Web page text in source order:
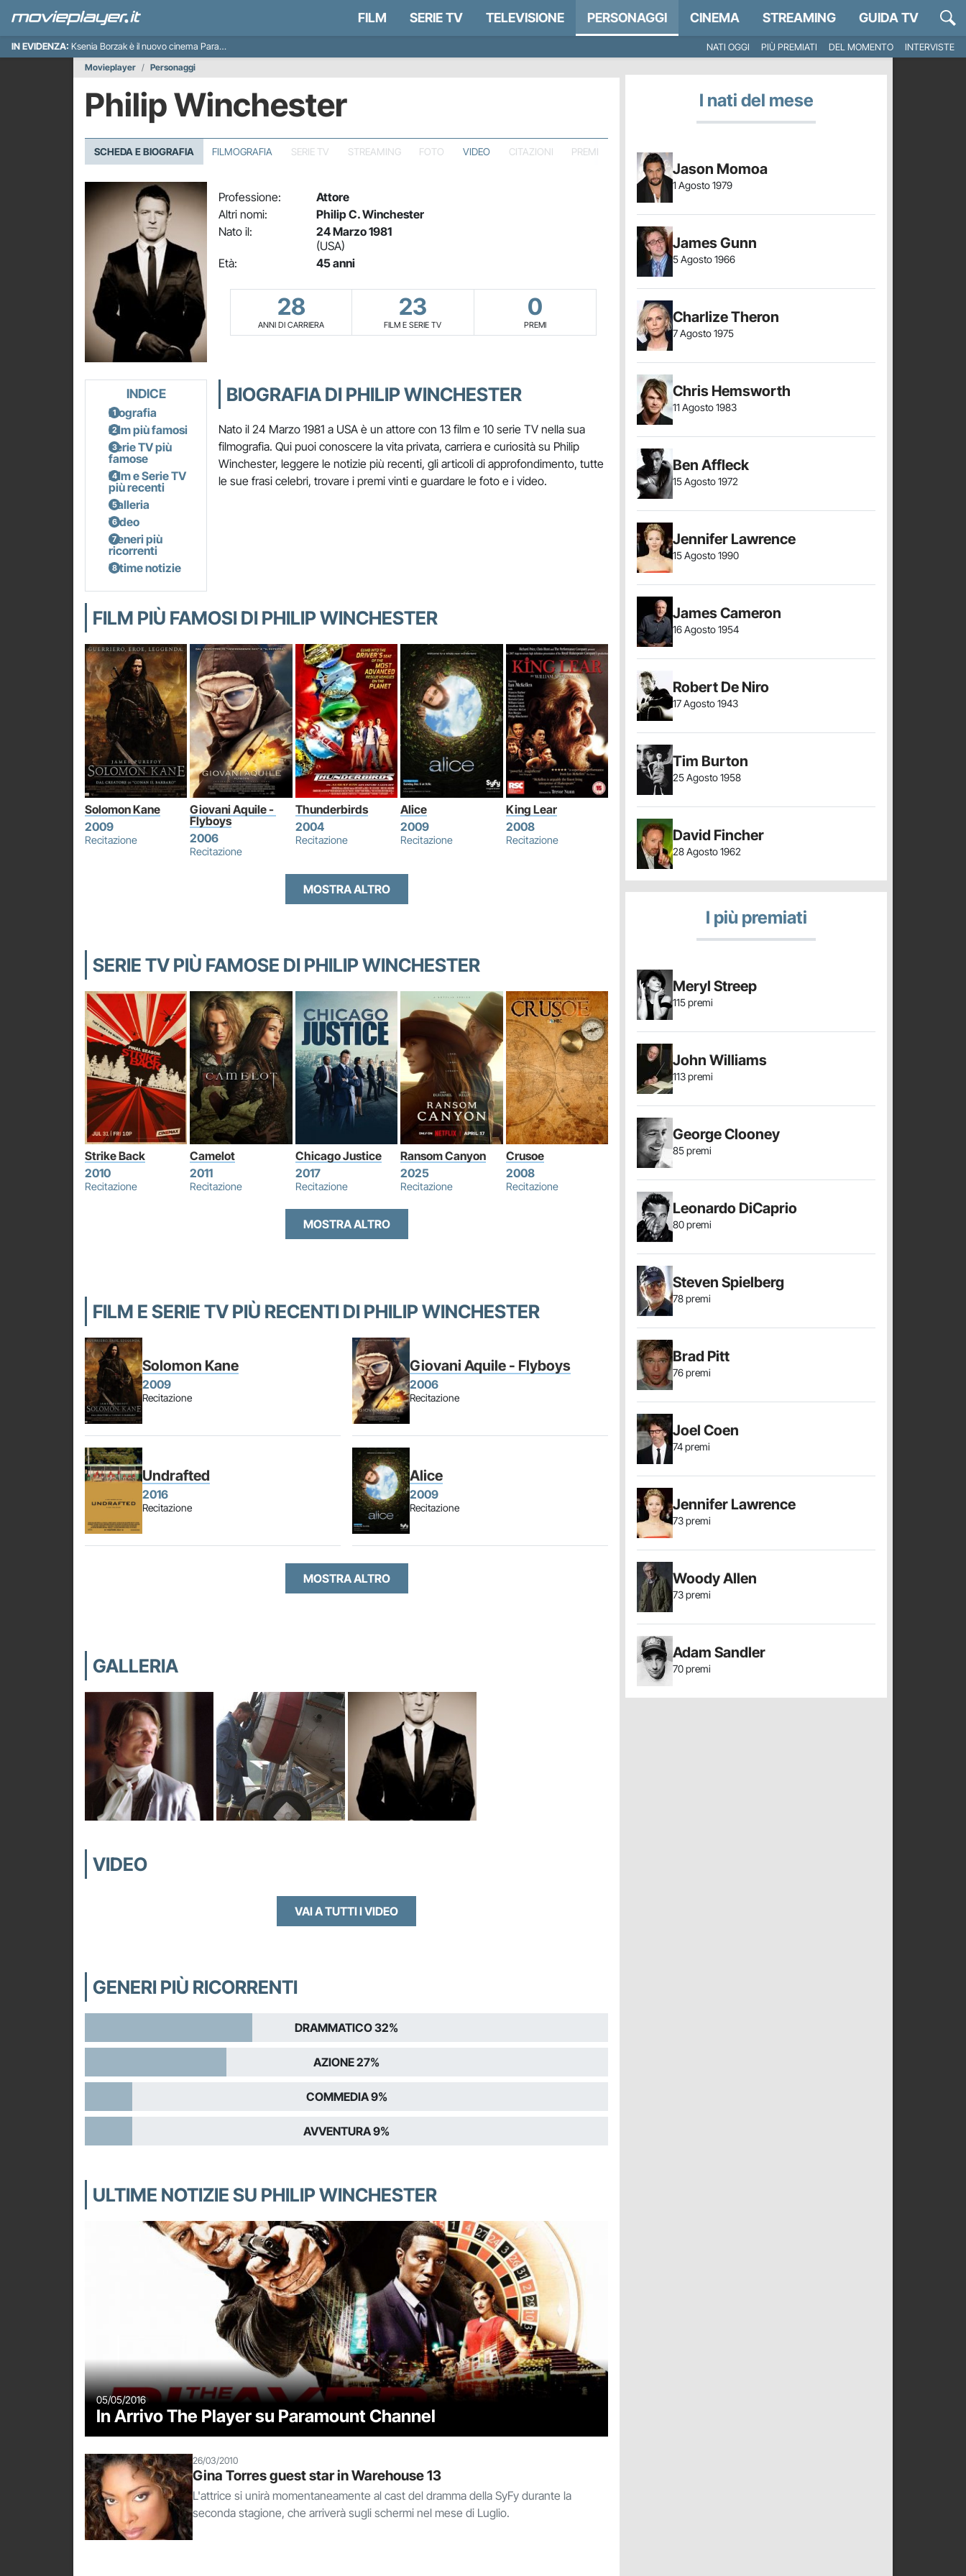
FILM SERIE TV TELEVISIONE PERSONAGGI CINEMA STREAMING GUIDA TV
IN EVIDENZA: Ksenia Borzak è il nuovo cinema Paradiso italiano NATI OGGI PIÙ PREMIATI DEL MOMENTO
INTERVISTE
Movieplayer
Personaggi
Philip Winchester
SCHEDA E BIOGRAFIA FILMOGRAFIA SERIE TV STREAMING FOTO VIDEO CITAZIONI PREMI
Professione:
Attore
Altri nomi:
Philip C. Winchester
Nato il:
24 Marzo 1981
(USA)
Età:
45 anni
28
ANNI DI CARRIERA
23
FILM E SERIE TV
0
PREMI
INDICE
Biografia
Film più famosi
Serie TV più
famose
Film e Serie TV
più recenti
Galleria
Video
Generi più
ricorrenti
Ultime notizie
BIOGRAFIA DI PHILIP WINCHESTER
Nato il 24 Marzo 1981 a USA è un attore con 13 film e 10 serie TV nella sua
filmografia. Qui puoi conoscere la vita privata, carriera e curiosità su Philip
Winchester, leggere le notizie più recenti, gli articoli di approfondimento, tutte
le sue frasi celebri, trovare i premi vinti e guardare le foto e i video.
FILM PIÙ FAMOSI DI PHILIP WINCHESTER
Solomon Kane
2009
Recitazione
Giovani Aquile -
Flyboys
2006
Recitazione
Thunderbirds
2004
Recitazione
Alice
2009
Recitazione
King Lear
2008
Recitazione
MOSTRA ALTRO
SERIE TV PIÙ FAMOSE DI PHILIP WINCHESTER
Strike Back
2010
Recitazione
Camelot
2011
Recitazione
Chicago Justice
2017
Recitazione
Ransom Canyon
2025
Recitazione
Crusoe
2008
Recitazione
MOSTRA ALTRO
FILM E SERIE TV PIÙ RECENTI DI PHILIP WINCHESTER
Solomon Kane
2009
Recitazione
Giovani Aquile - Flyboys
2006
Recitazione
Undrafted
2016
Recitazione
Alice
2009
Recitazione
MOSTRA ALTRO
GALLERIA
VIDEO
VAI A TUTTI I VIDEO
GENERI PIÙ RICORRENTI
DRAMMATICO 32%
AZIONE 27%
COMMEDIA 9%
AVVENTURA 9%
ULTIME NOTIZIE SU PHILIP WINCHESTER
05/05/2016
In Arrivo The Player su Paramount Channel
26/03/2010
Gina Torres guest star in Warehouse 13
L'attrice si unirà momentaneamente al cast del dramma della SyFy durante la
seconda stagione, che arriverà sugli schermi nel mese di Luglio.
I nati del mese
Jason Momoa
1 Agosto 1979
James Gunn
5 Agosto 1966
Charlize Theron
7 Agosto 1975
Chris Hemsworth
11 Agosto 1983
Ben Affleck
15 Agosto 1972
Jennifer Lawrence
15 Agosto 1990
James Cameron
16 Agosto 1954
Robert De Niro
17 Agosto 1943
Tim Burton
25 Agosto 1958
David Fincher
28 Agosto 1962
I più premiati
Meryl Streep
115 premi
John Williams
113 premi
George Clooney
85 premi
Leonardo DiCaprio
80 premi
Steven Spielberg
78 premi
Brad Pitt
76 premi
Joel Coen
74 premi
Jennifer Lawrence
73 premi
Woody Allen
73 premi
Adam Sandler
70 premi